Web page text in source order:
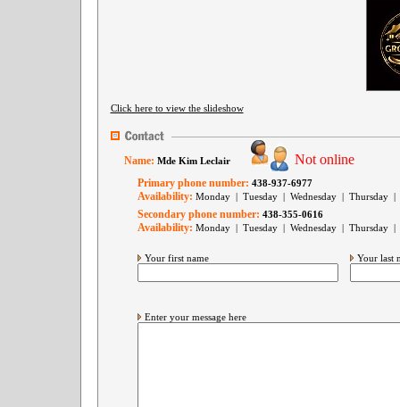
Click here to view the slideshow
Name: Mde Kim Leclair Not online
Primary phone number: 438-937-6977
Availability: Monday | Tuesday | Wednesday | Thursday
Secondary phone number: 438-355-0616
Availability: Monday | Tuesday | Wednesday | Thursday
Your first name Your last
Enter your message here